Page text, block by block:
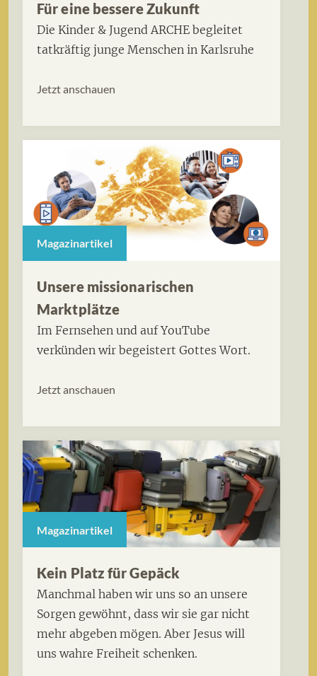
Für eine bessere Zukunft
Die Kinder & Jugend ARCHE begleitet
tatkräftig junge Menschen in Karlsruhe
Jetzt anschauen
Magazinartikel
Unsere missionarischen
Marktplätze
Im Fernsehen und auf YouTube
verkünden wir begeistert Gottes Wort.
Jetzt anschauen
Magazinartikel
Kein Platz für Gepäck
Manchmal haben wir uns so an unsere
Sorgen gewöhnt, dass wir sie gar nicht
mehr abgeben mögen. Aber Jesus will
uns wahre Freiheit schenken.